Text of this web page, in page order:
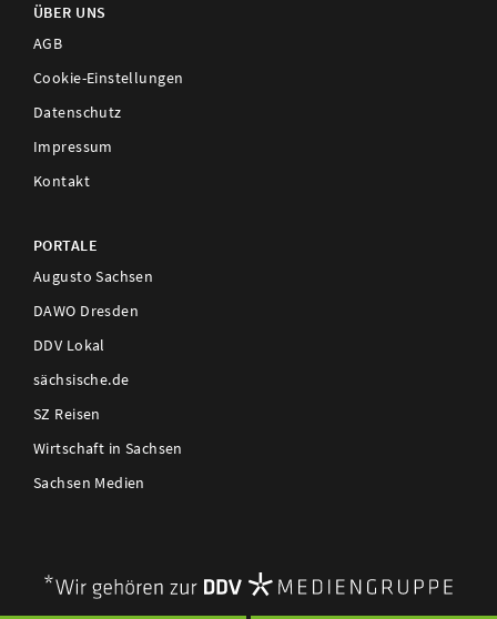
ÜBER UNS
AGB
Cookie-Einstellungen
Datenschutz
Impressum
Kontakt
PORTALE
Augusto Sachsen
DAWO Dresden
DDV Lokal
sächsische.de
SZ Reisen
Wirtschaft in Sachsen
Sachsen Medien